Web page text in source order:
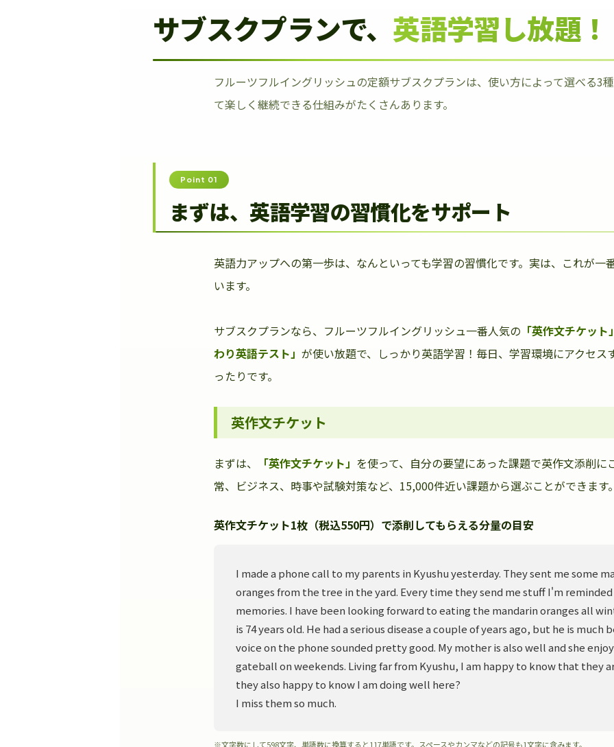
サブスクプランで、 英語学習し放題！
フルーツフルイングリッシュの定額サブスクプランは、使い方によって選べる3
て楽しく継続できる仕組みがたくさんあります。
Point 01
まずは、英語学習の習慣化をサポート
英語力アップへの第一歩は、なんといっても学習の習慣化です。実は、これが一
います。
サブスクプランなら、フルーツフルイングリッシュ一番人気の 「英作文チケット
わり英語テスト」 が使い放題で、しっかり英語学習！毎日、学習環境にアクセス
ったりです。
英作文チケット
まずは、 「英作文チケット」 を使って、自分の要望にあった課題で英作文添削に
常、ビジネス、時事や試験対策など、15,000件近い課題から選ぶことができます
英作文チケット1枚（税込550円）で添削してもらえる分量の目安
I made a phone call to my parents in Kyushu yesterday. They sent me some
oranges from the tree in the yard. Every time they send me stuff I'm
memories. I have been looking forward to eating the mandarin oranges all
is 74 years old. He had a serious disease a couple of years ago, but he is much
voice on the phone sounded pretty good. My mother is also well and she
gateball on weekends. Living far from Kyushu, I am happy to know that they
they also happy to know I am doing well here?
I miss them so much.
※文字数にして598文字、単語数に換算すると117単語です。スペースやカンマなどの記号も1文字に含みます。